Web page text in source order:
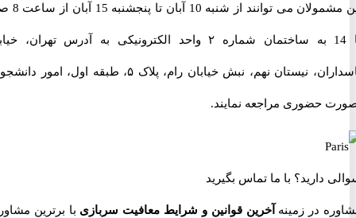
این مشمولان می توانند از شنبه 10 آبان تا پنجشنبه 15 آبان از ساعت 8 صبح
تا 14 به ساختمان شماره ۲ واحد الکترونیکی به آدرس تهران، خیابان
پاسداران، نیستان نهم، نبش خیابان رام، پلاک ۵، طبقه اول، امور دانشجویی
حضوری مراجعه نمایند.
دارید؟ با ما تماس بگیرید
در زمینهآخرین قوانین و شرایط معافیت سربازیبا برترین مشاوران